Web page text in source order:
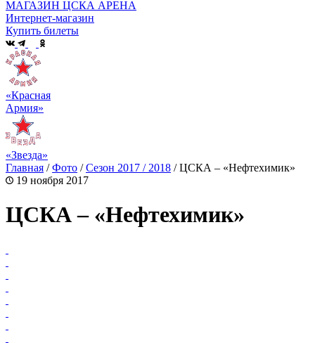
МАГАЗИН ЦСКА АРЕНА
Интернет-магазин
Купить билеты
«Красная
Армия»
«Звезда»
Главная /Фото /Сезон 2017 / 2018 /ЦСКА – «Нефтехимик»
19 ноября 2017
ЦСКА – «Нефтехимик»